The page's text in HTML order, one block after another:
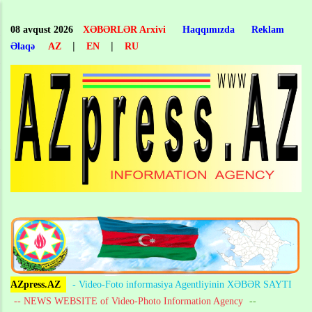
main
content
08 avqust 2026 XƏBƏRLƏR Arxivi Haqqımızda
Reklam
Əlaqə
AZ | EN | RU
AZpress.AZ
- Video-Foto informasiya Agentliyinin XƏBƏR SAYTI
-- NEWS WEBSITE of Video-Photo Information Agency --